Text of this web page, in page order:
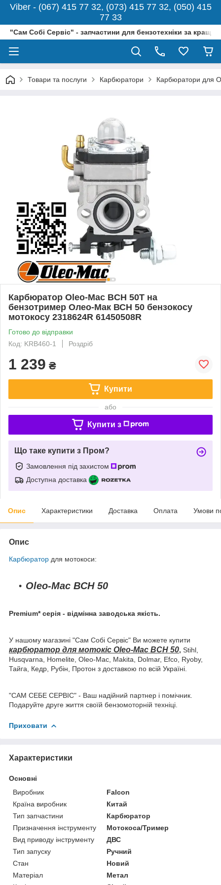
Viber - (067) 415 77 32, (073) 415 77 32, (050) 415
77 33
"Сам Собі Сервіс" - запчастини для бензотехніки за
Товари та послуги Карбюратори Карбюратори для
Карбюратор Oleo-Mac BCH 50T на
бензотример Олео-Мак ВСН 50 бензокосу
мотокосу 2318624R 61450508R
Готово до відправки
Код: KRB460-1
Роздріб
1 239 ₴
Купити
або
Купити з
Що таке купити з Пром?
Замовлення під захистом
Доступна доставка
Опис Характеристики Доставка Оплата Умови
Опис
Карбюратор для мотокоси:
Oleo-Mac BCH 50
Premium* серія - відмінна заводська якість.
У нашому магазині "Сам Собі Сервіс" Ви можете купити
карбюратор для мотокіс Oleo-Mac BCH 50, Stihl,
Husqvarna, Homelite, Oleo-Mac, Makita, Dolmar, Efco, Ryoby,
Тайга, Кедр, Рубін, Протон з доставкою по всій Україні.
"САМ СЕБЕ СЕРВІС" - Ваш надійний партнер і помічник.
Подаруйте друге життя своїй бензомоторній техніці.
Приховати
Характеристики
Основні
Виробник
Falcon
Країна виробник
Китай
Тип запчастини
Карбюратор
Призначення інструменту
Мотокоса/Тример
Вид приводу інструменту
ДВС
Тип запуску
Ручний
Стан
Новий
Матеріал
Метал